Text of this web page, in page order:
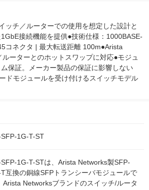
ッチ／ルーターでの使用を想定した設計と
接続機能を提供●技術仕様：1000BASE-
コネクタ | 最大転送距離 100m●Arista
ーターとのホットスワップに対応●モジュ
保証。メーカー製品の保証に影響しない
ドモジュールを受け付けるスイッチモデル
1G-T-ST
1G-T-STは、Arista Networks製SFP-
互換の銅線SFPトランシーバモジュールで
Arista Networksブランドのスイッチ/ルータ